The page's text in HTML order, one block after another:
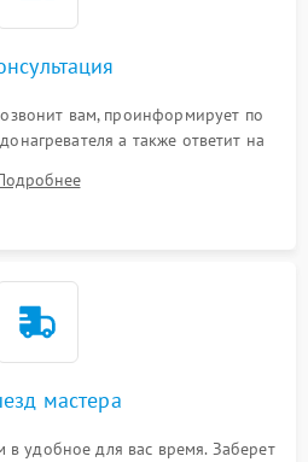
вам, проинформирует по
а также ответит на
мастера
удобное для вас время. Заберет